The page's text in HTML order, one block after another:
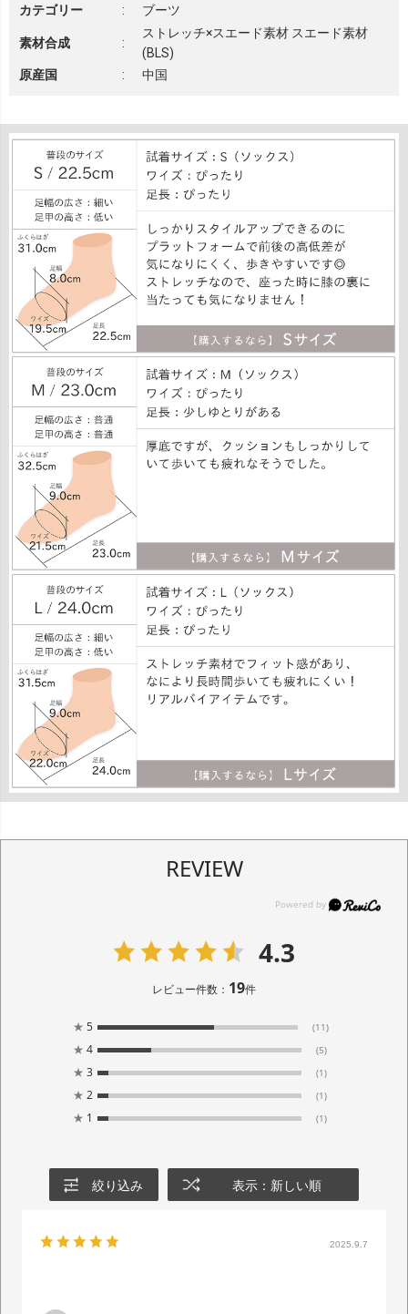
カテゴリー
: ブーツ
素材合成 :
ストレッチ×スエード素材 スエード素材
(BLS)
原産国
: 中国
REVIEW
4.3
レビュー件数： 19件
★ 5 (11)
★ 4 (5)
★ 3 (1)
★ 2 (1)
★ 1 (1)
絞り込み 表示：新しい順
2025.9.7